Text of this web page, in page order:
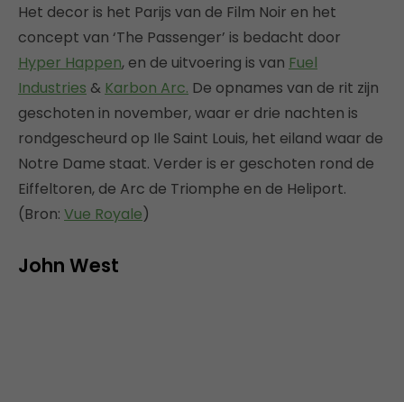
Het decor is het Parijs van de Film Noir en het
concept van ‘The Passenger’ is bedacht door
Hyper Happen, en de uitvoering is van Fuel
Industries & Karbon Arc. De opnames van de rit zijn
geschoten in november, waar er drie nachten is
rondgescheurd op Ile Saint Louis, het eiland waar de
Notre Dame staat. Verder is er geschoten rond de
Eiffeltoren, de Arc de Triomphe en de Heliport.
(Bron: Vue Royale)
John West